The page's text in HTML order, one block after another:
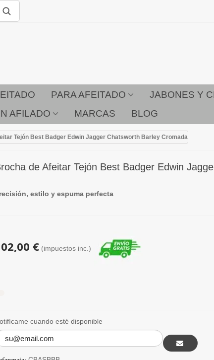
PARA AFEITADO JABONES Y
AFILADO MARCAS BLOG
Tejón Best Badger Edwin Jagger Chatsworth Barley Cromada
de Afeitar Tejón Best Badger Edwin
estilo y espuma perfecta
€ (impuestos inc.)
cuando esté disponible